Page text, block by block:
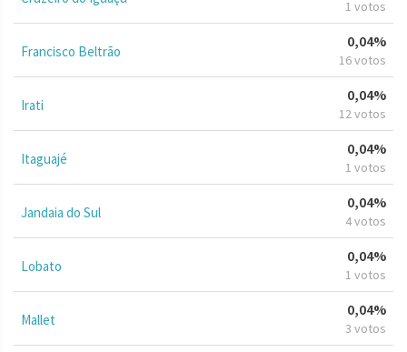
1 votos
Francisco Beltrão
0,04%
16 votos
Irati
0,04%
12 votos
Itaguajé
0,04%
1 votos
Jandaia do Sul
0,04%
4 votos
Lobato
0,04%
1 votos
Mallet
0,04%
3 votos